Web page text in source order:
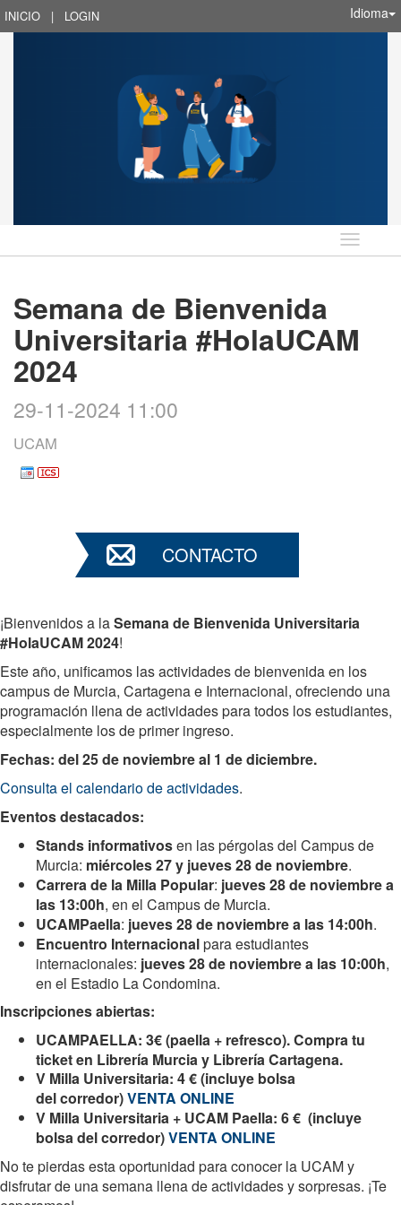
INICIO | LOGIN Idioma
Idioma
Semana de Bienvenida
Universitaria #HolaUCAM
2024
29-11-2024 11:00
UCAM
CONTACTO
¡Bienvenidos a laSemana de Bienvenida Universitaria
#HolaUCAM 2024!
Este año, unificamos las actividades de bienvenida en los
campus de Murcia, Cartagena e Internacional, ofreciendo una
programación llena de actividades para todos los estudiantes,
especialmente los de primer ingreso.
Fechas: del 25 de noviembre al 1 de diciembre.
Consulta el calendario de actividades.
Eventos destacados:
Stands informativosen las pérgolas del Campus de
Murcia: miércoles 27 y jueves 28 de noviembre.
Carrera de la Milla Popular: jueves 28 de noviembre a
las 13:00h, en el Campus de Murcia.
UCAMPaella: jueves 28 de noviembre a las 14:00h.
Encuentro Internacionalpara estudiantes
internacionales: jueves 28 de noviembre a las 10:00h,
en el Estadio La Condomina.
Inscripciones abiertas:
UCAMPAELLA: 3€ (paella + refresco). Compra tu
ticket en Librería Murcia y Librería Cartagena.
V Milla Universitaria: 4 € (incluye bolsa
del corredor)VENTA ONLINE
V Milla Universitaria + UCAM Paella: 6 € (incluye
bolsa del corredor)VENTA ONLINE
No te pierdas esta oportunidad para conocer la UCAM y
disfrutar de una semana llena de actividades y sorpresas. ¡Te